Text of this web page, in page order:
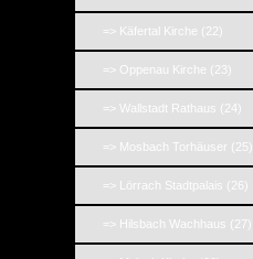
=> Käfertal Kirche (22)
=> Oppenau Kirche (23)
=> Wallstadt Rathaus (24)
=> Mosbach Torhäuser (25)
=> Lörrach Stadtpalais (26)
=> Hilsbach Wachhaus (27)